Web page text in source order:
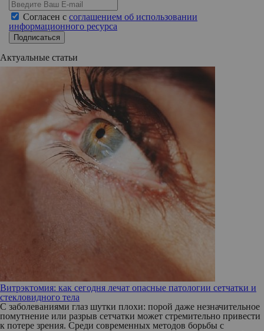
Согласен с соглашением об использовании
информационного ресурса
Подписаться
Актуальные статьи
Витрэктомия: как сегодня лечат опасные патологии сетчатки и
стекловидного тела
С заболеваниями глаз шутки плохи: порой даже незначительное
помутнение или разрыв сетчатки может стремительно привести
к потере зрения. Среди современных методов борьбы с